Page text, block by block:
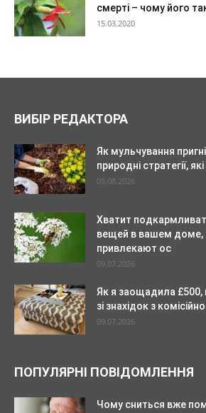
смерті – чому його
15.03.2020
ВИБІР РЕДАКТОРА
Як мульчування
природні стратегії,
05.08.2026
Хватит
вещей в вашем доме,
привлекают ос
09.07.2026
Як я заощадила
зі знахідок з
09.07.2026
ПОПУЛЯРНІ ПОВІДОМЛЕННЯ
Чому сниться вже